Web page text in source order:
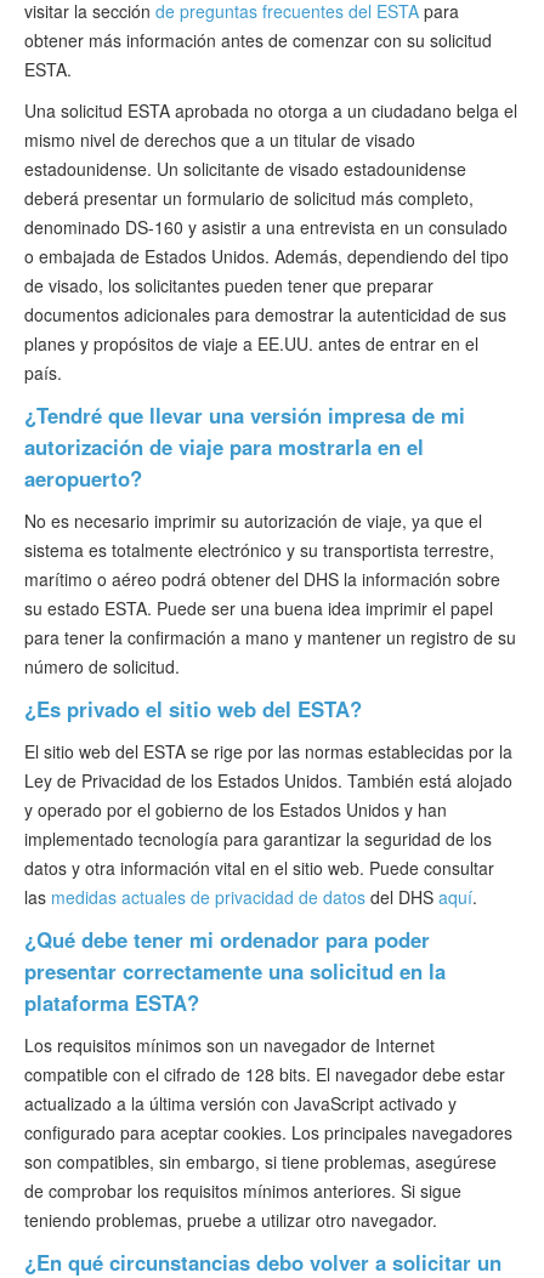
visitar la sección de preguntas frecuentes del ESTA para
obtener más información antes de comenzar con su solicitud
ESTA.
Una solicitud ESTA aprobada no otorga a un ciudadano belga el
mismo nivel de derechos que a un titular de visado
estadounidense. Un solicitante de visado estadounidense
deberá presentar un formulario de solicitud más completo,
denominado DS-160 y asistir a una entrevista en un consulado
o embajada de Estados Unidos. Además, dependiendo del tipo
de visado, los solicitantes pueden tener que preparar
documentos adicionales para demostrar la autenticidad de sus
planes y propósitos de viaje a EE.UU. antes de entrar en el
país.
¿Tendré que llevar una versión impresa de mi
autorización de viaje para mostrarla en el
aeropuerto?
No es necesario imprimir su autorización de viaje, ya que el
sistema es totalmente electrónico y su transportista terrestre,
marítimo o aéreo podrá obtener del DHS la información sobre
su estado ESTA. Puede ser una buena idea imprimir el papel
para tener la confirmación a mano y mantener un registro de su
número de solicitud.
¿Es privado el sitio web del ESTA?
El sitio web del ESTA se rige por las normas establecidas por la
Ley de Privacidad de los Estados Unidos. También está alojado
y operado por el gobierno de los Estados Unidos y han
implementado tecnología para garantizar la seguridad de los
datos y otra información vital en el sitio web. Puede consultar
las medidas actuales de privacidad de datos del DHS aquí.
¿Qué debe tener mi ordenador para poder
presentar correctamente una solicitud en la
plataforma ESTA?
Los requisitos mínimos son un navegador de Internet
compatible con el cifrado de 128 bits. El navegador debe estar
actualizado a la última versión con JavaScript activado y
configurado para aceptar cookies. Los principales navegadores
son compatibles, sin embargo, si tiene problemas, asegúrese
de comprobar los requisitos mínimos anteriores. Si sigue
teniendo problemas, pruebe a utilizar otro navegador.
¿En qué circunstancias debo volver a solicitar un